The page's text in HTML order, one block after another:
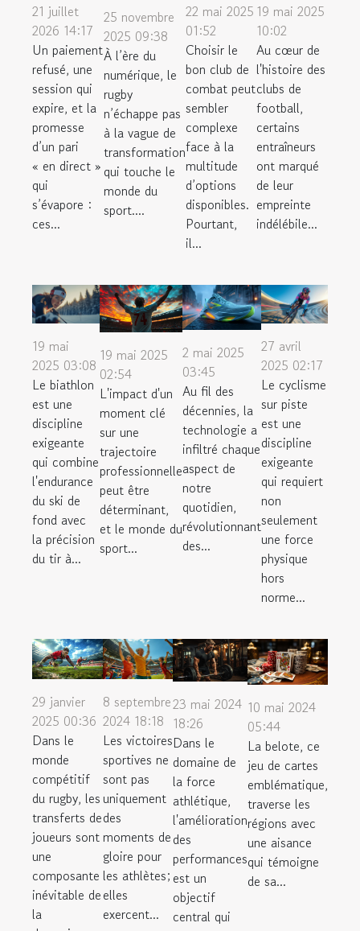
21 juillet
2026 14:17
Un paiement
refusé, une
session qui
expire, et la
promesse
d’un pari
« en direct »
qui
s’évapore :
ces...
25 novembre
2025 09:38
À l’ère du
numérique, le
rugby
n’échappe pas
à la vague de
transformation
qui touche le
monde du
sport....
22 mai 2025
01:52
Choisir le
bon club de
combat peut
sembler
complexe
face à la
multitude
d’options
disponibles.
Pourtant,
il...
19 mai 2025
10:02
Au cœur de
l'histoire des
clubs de
football,
certains
entraîneurs
ont marqué
de leur
empreinte
indélébile...
19 mai
2025 03:08
Le biathlon
est une
discipline
exigeante
qui combine
l'endurance
du ski de
fond avec
la précision
du tir à...
19 mai 2025
02:54
L'impact d'un
moment clé
sur une
trajectoire
professionnelle
peut être
déterminant,
et le monde du
sport...
2 mai 2025
03:45
Au fil des
décennies, la
technologie a
infiltré chaque
aspect de
notre
quotidien,
révolutionnant
des...
27 avril
2025 02:17
Le cyclisme
sur piste
est une
discipline
exigeante
qui requiert
non
seulement
une force
physique
hors
norme...
29 janvier
2025 00:36
Dans le
monde
compétitif
du rugby, les
transferts de
joueurs sont
une
composante
inévitable de
la
8 septembre
2024 18:18
Les victoires
sportives ne
sont pas
uniquement
des
moments de
gloire pour
les athlètes;
elles
exercent...
23 mai 2024
18:26
Dans le
domaine de
la force
athlétique,
l'amélioration
des
performances
est un
objectif
central qui
10 mai 2024
05:44
La belote, ce
jeu de cartes
emblématique,
traverse les
régions avec
une aisance
qui témoigne
de sa...